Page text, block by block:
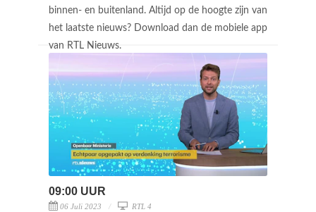
binnen- en buitenland. Altijd op de hoogte zijn van
het laatste nieuws? Download dan de mobiele app
van RTL Nieuws.
09:00 UUR
06 Juli 2023 RTL 4